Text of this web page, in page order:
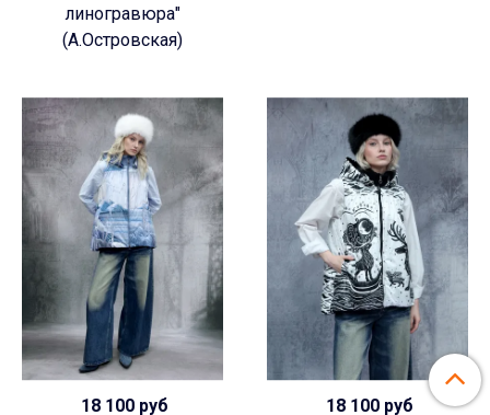
линогравюра"
(А.Островская)
18 100 руб 18 100 руб